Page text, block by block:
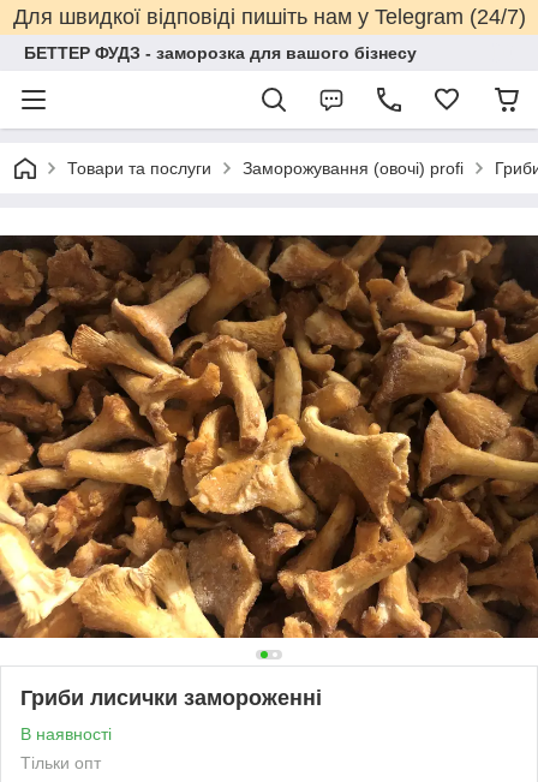
Для швидкої відповіді пишіть нам у Telegram (24/7)
БЕТТЕР ФУДЗ - заморозка для вашого бізнесу
Товари та послуги Заморожування (овочі) profi
Гриби лисички замороженні
В наявності
Тільки опт